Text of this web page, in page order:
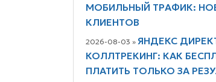
МОБИЛЬНЫЙ ТРАФИК:
КЛИЕНТОВ
2026-08-03 » ЯНДЕКС
КОЛЛТРЕКИНГ: КАК
ПЛАТИТЬ ТОЛЬКО ЗА